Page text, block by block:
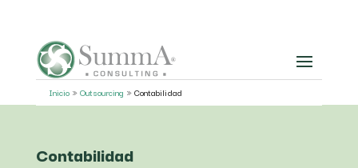
Inicio»Outsourcing »Contabilidad
Contabilidad